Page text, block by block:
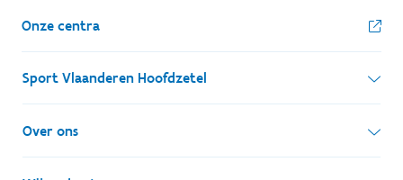
Onze centra
Sport Vlaanderen Hoofdzetel
Simon Bolivarlaan 17
1000 Brussel
Over ons
Wie zijn we, wat doen we